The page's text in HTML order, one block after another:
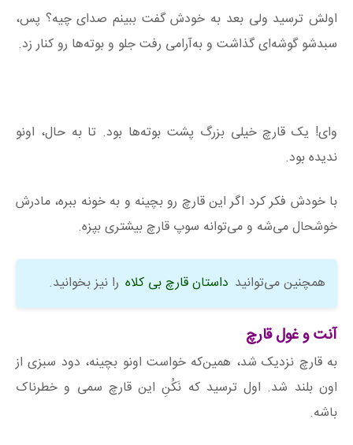
اولش ترسید ولی بعد به خودش گفت ببینم صدای چیه؟ پس،
سبدشو گوشه‌ای گذاشت و به‌آرامی رفت جلو و بوته‌ها رو کنار زد.
وای! یک قارچ خیلی بزرگ پشت بوته‌ها بود. تا به حال، اونو
ندیده بود.
با خودش فکر کرد اگر این قارچ رو بچینه و به خونه ببره، مادرش
خوشحال می‌شه و می‌توانه سوپ قارچ بیشتری بپزه.
همچنین می‌توانید داستان قارچ بی کلاه را نیز بخوانید.
آنت و غول قارچ
به قارچ نزدیک شد، همین‌که خواست اونو بچینه، دود سبزی از
اون بلند شد. اول ترسید که نَکُنِ این قارچ سمی و خطرناک
باشه.